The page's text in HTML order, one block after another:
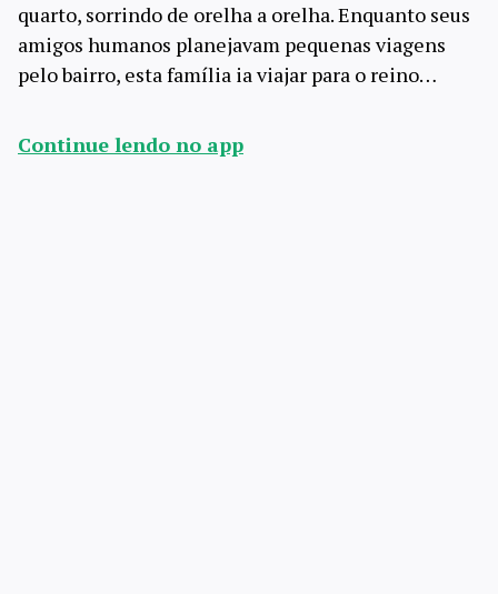
quarto, sorrindo de orelha a orelha. Enquanto seus
amigos humanos planejavam pequenas viagens
pelo bairro, esta família ia viajar para o reino…
Continue lendo no app